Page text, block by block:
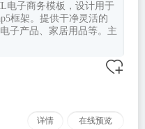
电子商务模板，设计用于
框架。提供干净灵活的
子产品、家居用品等。主
详情 在线预览